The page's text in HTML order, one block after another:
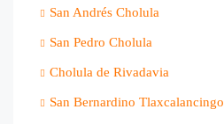
San Andrés Cholula
San Pedro Cholula
Cholula de Rivadavia
San Bernardino Tlaxcalancingo